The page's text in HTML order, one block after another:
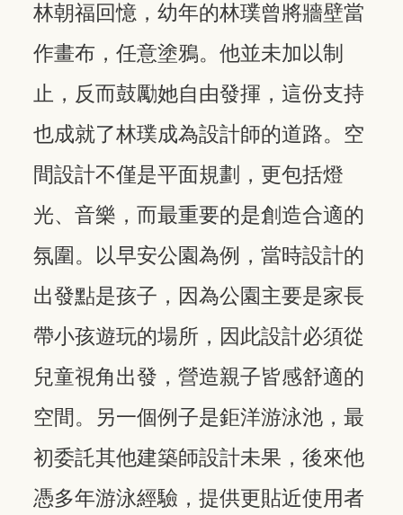
林朝福回憶，幼年的林璞曾將牆壁當
作畫布，任意塗鴉。他並未加以制
止，反而鼓勵她自由發揮，這份支持
也成就了林璞成為設計師的道路。空
間設計不僅是平面規劃，更包括燈
光、音樂，而最重要的是創造合適的
氛圍。以早安公園為例，當時設計的
出發點是孩子，因為公園主要是家長
帶小孩遊玩的場所，因此設計必須從
兒童視角出發，營造親子皆感舒適的
空間。另一個例子是鉅洋游泳池，最
初委託其他建築師設計未果，後來他
憑多年游泳經驗，提供更貼近使用者